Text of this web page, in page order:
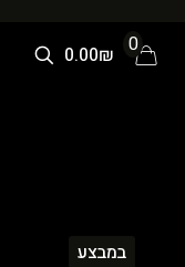
0
0.00₪
במבצע